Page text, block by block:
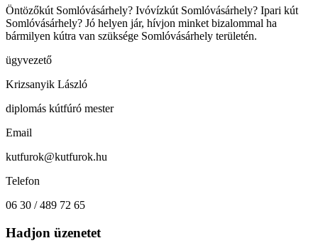
Öntözőkút Somlóvásárhely? Ivóvízkút Somlóvásárhely? Ipari kút
Somlóvásárhely? Jó helyen jár, hívjon minket bizalommal ha
bármilyen kútra van szüksége Somlóvásárhely területén.
ügyvezető
Krizsanyik László
diplomás kútfúró mester
Email
kutfurok@kutfurok.hu
Telefon
06 30 / 489 72 65
Hadjon üzenetet